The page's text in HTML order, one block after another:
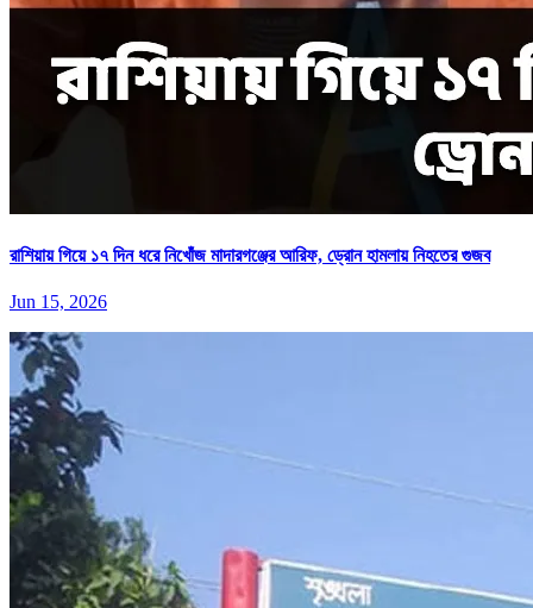
রাশিয়ায় গিয়ে ১৭ দিন ধরে নিখোঁজ মাদারগঞ্জের আরিফ, ড্রোন হামলায় নিহতের গুজব
Jun 15, 2026